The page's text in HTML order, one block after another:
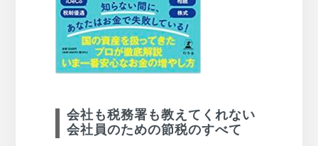
会社も税務署も教えてくれない
会社員のための節税のすべて